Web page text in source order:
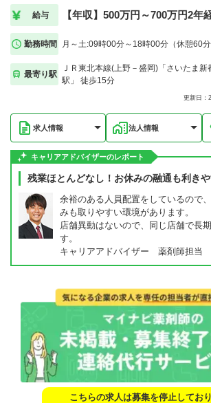
給与 【年収】500万円～700万円2年
勤務時間 月～土:09時00分～18時00分（休憩60分
最寄り駅
ＪＲ東北本線(上野－盛岡)「さいたま新
駅」 徒歩15分
更新日：
求人情報 法人情報
キャリアアドバイザーのレポート
残業ほとんどなし！お休みの融通も利きや
余裕のある人員配置をしているので
みも取りやすい環境があります。
店舗異動はないので、同じ店舗で長
す。
キャリアアドバイザー 薬剤師担当
こちらの求人は募集を停止しており